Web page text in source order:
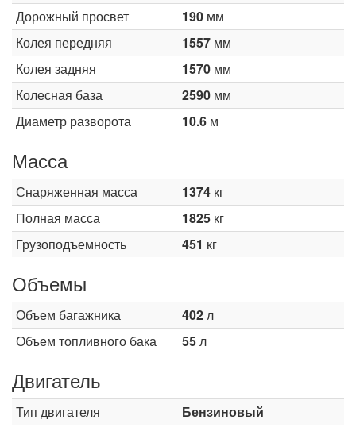
Дорожный просвет
190 мм
Колея передняя
1557 мм
Колея задняя
1570 мм
Колесная база
2590 мм
Диаметр разворота
10.6 м
Масса
Снаряженная масса 1374 кг
Полная масса
1825 кг
Грузоподъемность
451 кг
Объемы
Объем багажника 402л
Объем топливного бака
55л
Двигатель
Тип двигателя
Бензиновый